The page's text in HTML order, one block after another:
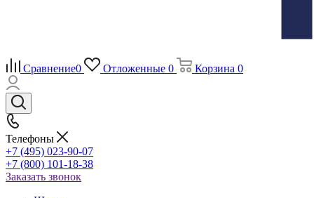
Сравнение0 Отложенные 0 Корзина 0
Телефоны
+7 (495) 023-90-07
+7 (800) 101-18-38
Заказать звонок